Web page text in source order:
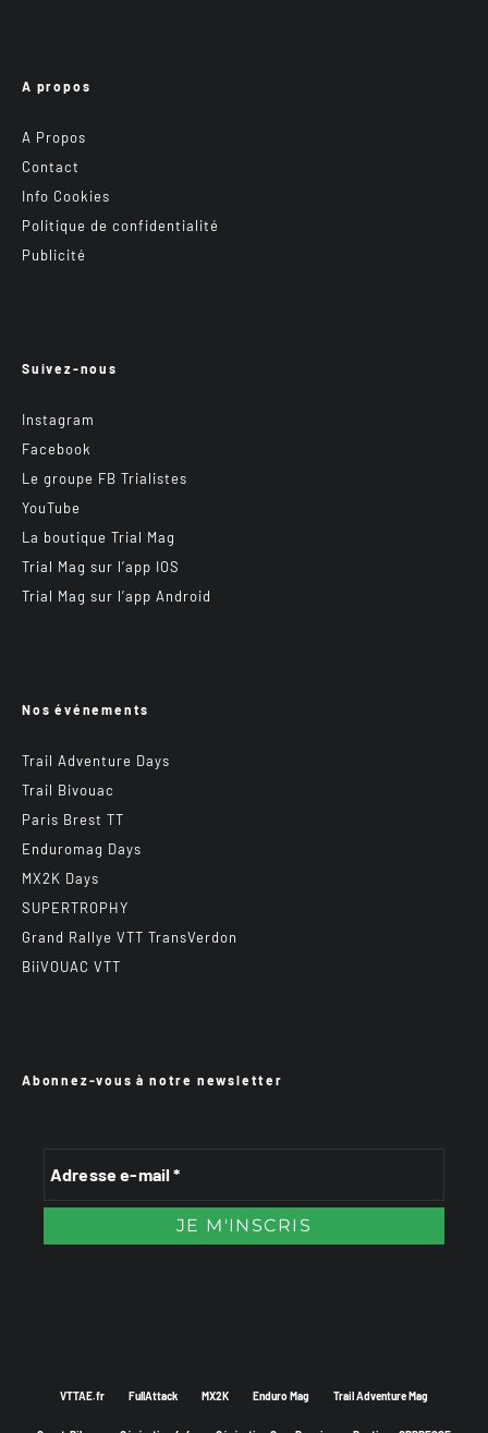
A propos
A Propos
Contact
Info Cookies
Politique de confidentialité
Publicité
Suivez-nous
Instagram
Facebook
Le groupe FB Trialistes
YouTube
La boutique Trial Mag
Trial Mag sur l’app IOS
Trial Mag sur l’app Android
Nos événements
Trail Adventure Days
Trail Bivouac
Paris Brest TT
Enduromag Days
MX2K Days
SUPERTROPHY
Grand Rallye VTT TransVerdon
BiiVOUAC VTT
Abonnez-vous à notre newsletter
VTTAE.fr FullAttack MX2K Enduro Mag Trail Adventure Mag